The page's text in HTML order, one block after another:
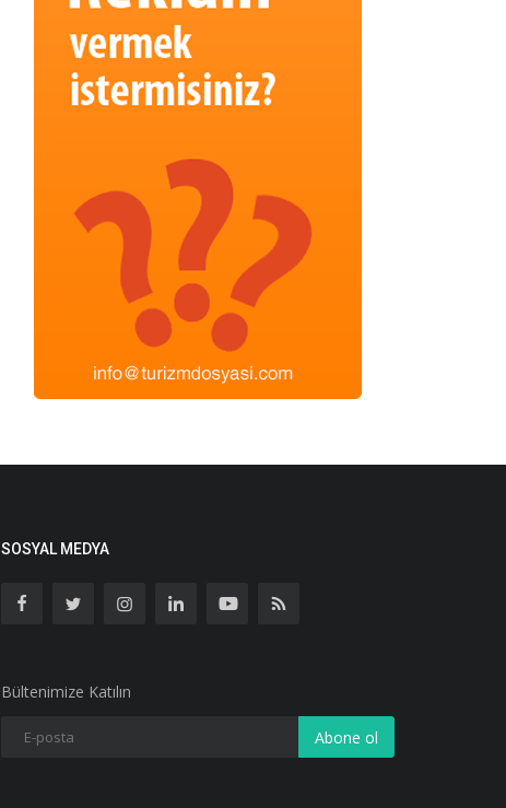
SOSYAL MEDYA
Bültenimize Katılın
Abone ol